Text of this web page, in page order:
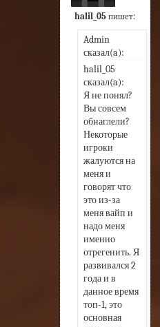
halil_05 пишет:
Admin
сказал(a):
halil_05
сказал(a):
Я не понял?
Вы совсем
обнаглели?
Некоторые
игроки
жалуются на
меня и
говорят что
это из-за
меня вайп и
надо меня
именно
отрегенить. Я
развивался 2
года и в
данное время
топ-1, это
основная